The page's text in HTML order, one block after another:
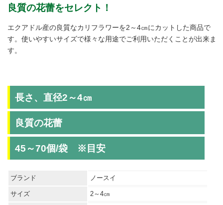
良質の花蕾をセレクト！
エクアドル産の良質なカリフラワーを2～4㎝にカットした商品で
す。使いやすいサイズで様々な用途でご利用いただくことが出来ま
す。
長さ、直径2～4㎝
良質の花蕾
45～70個/袋 ※目安
ブランド ノースイ
サイズ 2～4㎝